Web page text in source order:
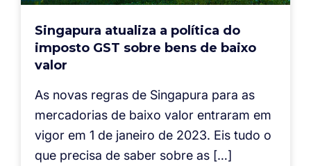
Singapura atualiza a política do
imposto GST sobre bens de baixo
valor
As novas regras de Singapura para as
mercadorias de baixo valor entraram em
vigor em 1 de janeiro de 2023. Eis tudo o
que precisa de saber sobre as […]